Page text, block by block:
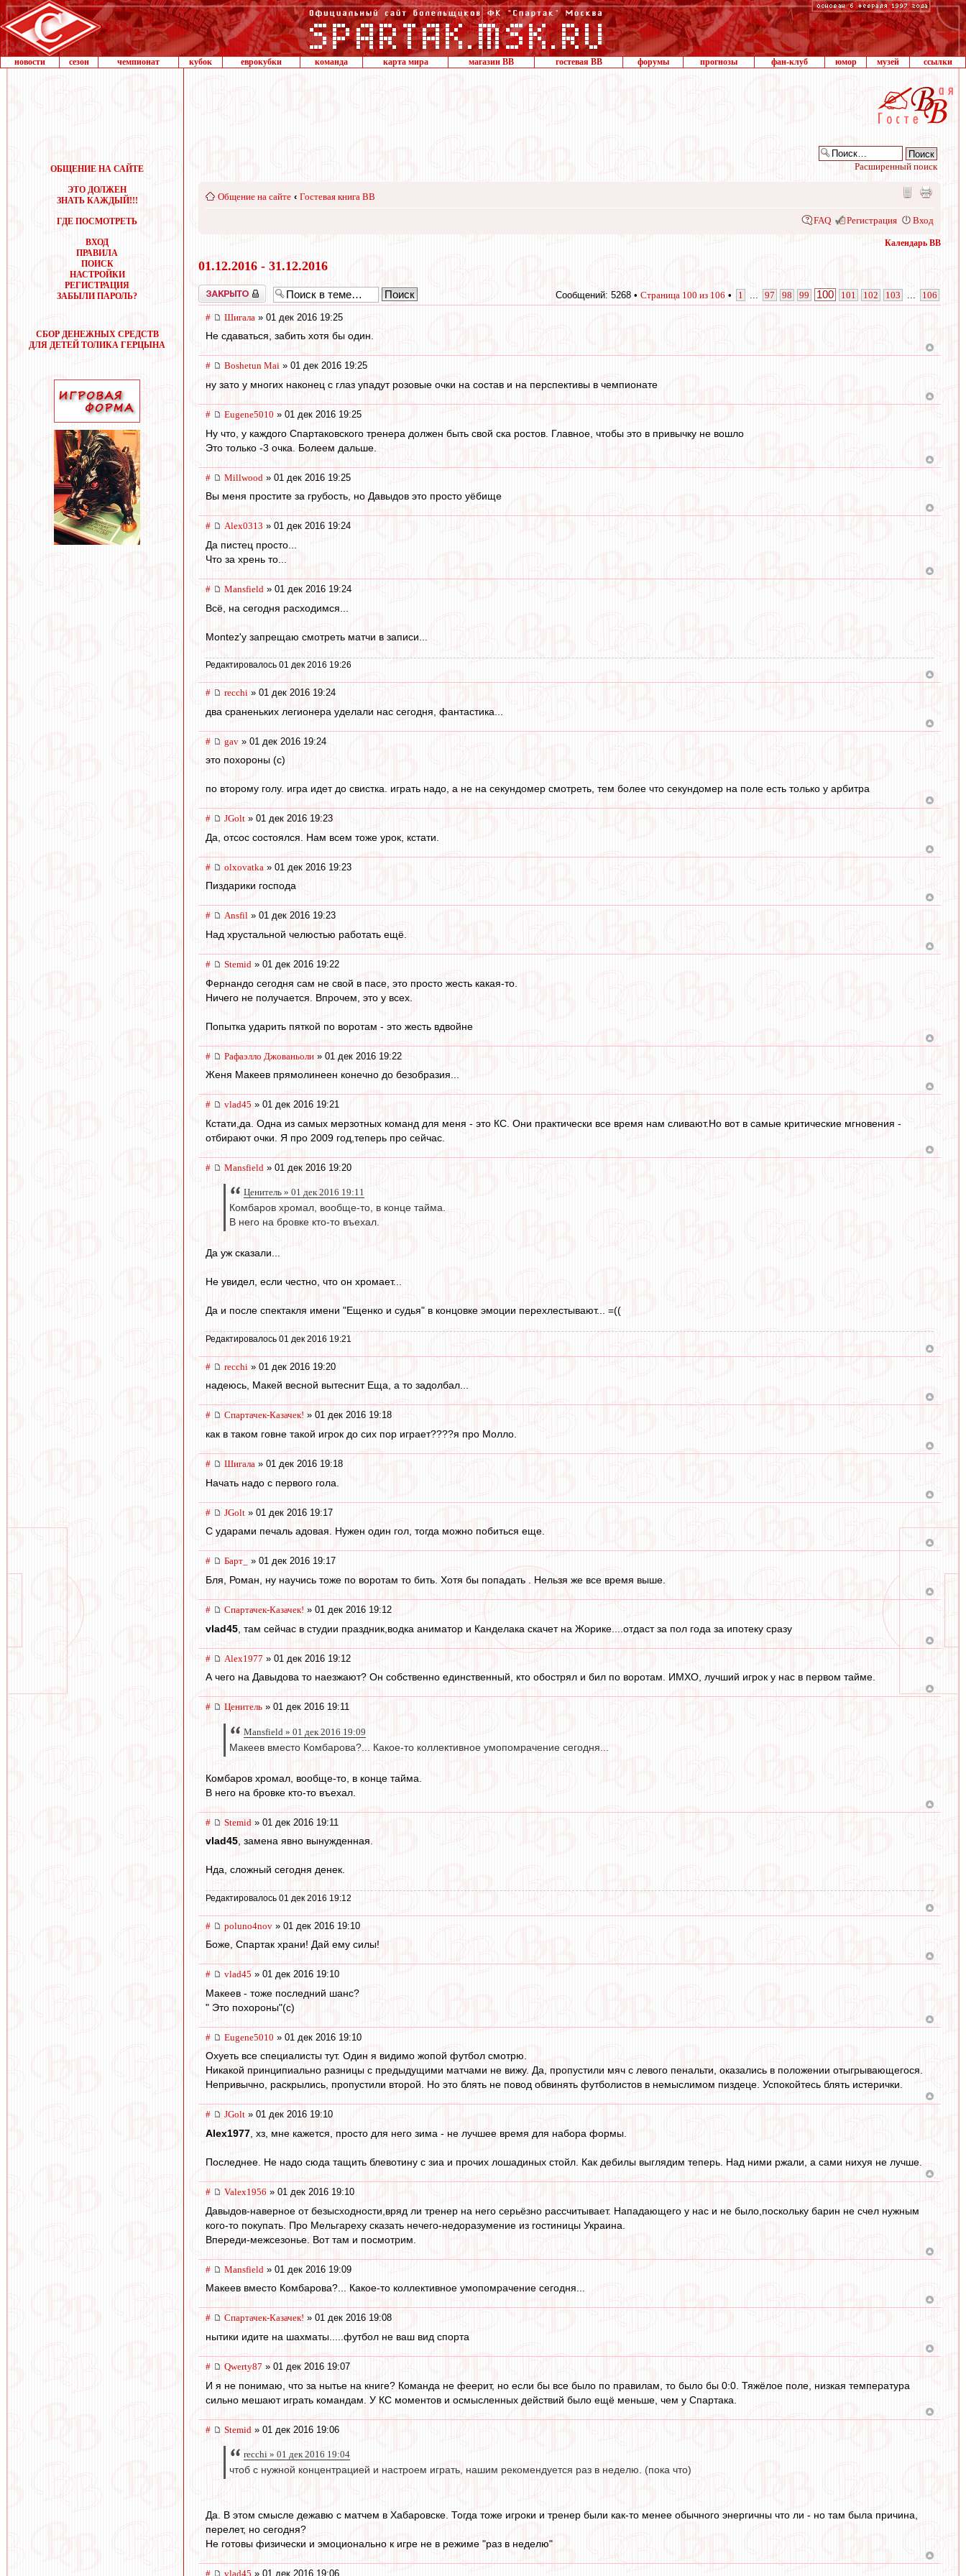
новости сезон чемпионат кубок еврокубки команда карта мира магазин ВВ гостевая ВВ форумы прогнозы фан-клуб юмор музей ссылки
ОБЩЕНИЕ НА САЙТЕ
ЭТО ДОЛЖЕН
ЗНАТЬ КАЖДЫЙ!!!
ГДЕ ПОСМОТРЕТЬ
ВХОД
ПРАВИЛА
ПОИСК
НАСТРОЙКИ
РЕГИСТРАЦИЯ
ЗАБЫЛИ ПАРОЛЬ?
СБОР ДЕНЕЖНЫХ СРЕДСТВ
ДЛЯ ДЕТЕЙ ТОЛИКА ГЕРЦЫНА
Расширенный поиск
Общение на сайте ‹ Гостевая книга ВВ
FAQ Регистрация Вход
Календарь ВВ
01.12.2016 - 31.12.2016
Закрыто Сообщений: 5268 • Страница 100 из 106 • 1 97 98 99 100 101 102 103 106
# Шигала » 01 дек 2016 19:25
Не сдаваться, забить хотя бы один.
# Boshetun Mai » 01 дек 2016 19:25
ну зато у многих наконец с глаз упадут розовые очки на состав и на перспективы в чемпионате
# Eugene5010 » 01 дек 2016 19:25
Ну что, у каждого Спартаковского тренера должен быть свой ска ростов. Главное, чтобы это в привычку не вошло
Это только -3 очка. Болеем дальше.
# Millwood » 01 дек 2016 19:25
Вы меня простите за грубость, но Давыдов это просто уёбище
# Alex0313 » 01 дек 2016 19:24
Да пистец просто...
Что за хрень то...
# Mansfield » 01 дек 2016 19:24
Всё, на сегодня расходимся...
Montez'у запрещаю смотреть матчи в записи...
Редактировалось 01 дек 2016 19:26
# recchi » 01 дек 2016 19:24
два сраненьких легионера уделали нас сегодня, фантастика...
# gav » 01 дек 2016 19:24
это похороны (с)
по второму голу. игра идет до свистка. играть надо, а не на секундомер смотреть, тем более что секундомер на поле есть только у арбитра
# JGolt » 01 дек 2016 19:23
Да, отсос состоялся. Нам всем тоже урок, кстати.
# olxovatka » 01 дек 2016 19:23
Пиздарики господа
# Ansfil » 01 дек 2016 19:23
Над хрустальной челюстью работать ещё.
# Stemid » 01 дек 2016 19:22
Фернандо сегодня сам не свой в пасе, это просто жесть какая-то.
Ничего не получается. Впрочем, это у всех.
Попытка ударить пяткой по воротам - это жесть вдвойне
# Рафаэлло Джованьоли » 01 дек 2016 19:22
Женя Макеев прямолинеен конечно до безобразия...
# vlad45 » 01 дек 2016 19:21
Кстати,да. Одна из самых мерзотных команд для меня - это КС. Они практически все время нам сливают.Но вот в самые критические мгновения -
отбирают очки. Я про 2009 год,теперь про сейчас.
# Mansfield » 01 дек 2016 19:20
Ценитель » 01 дек 2016 19:11
Комбаров хромал, вообще-то, в конце тайма.
В него на бровке кто-то въехал.
Да уж сказали...
Не увидел, если честно, что он хромает...
Да и после спектакля имени "Ещенко и судья" в концовке эмоции перехлестывают... =((
Редактировалось 01 дек 2016 19:21
# recchi » 01 дек 2016 19:20
надеюсь, Макей весной вытеснит Еща, а то задолбал...
# Спартачек-Казачек! » 01 дек 2016 19:18
как в таком говне такой игрок до сих пор играет????я про Молло.
# Шигала » 01 дек 2016 19:18
Начать надо с первого гола.
# JGolt » 01 дек 2016 19:17
С ударами печаль адовая. Нужен один гол, тогда можно побиться еще.
# Барт_ » 01 дек 2016 19:17
Бля, Роман, ну научись тоже по воротам то бить. Хотя бы попадать . Нельзя же все время выше.
# Спартачек-Казачек! » 01 дек 2016 19:12
vlad45 , там сейчас в студии праздник,водка аниматор и Канделака скачет на Жорике....отдаст за пол года за ипотеку сразу
# Alex1977 » 01 дек 2016 19:12
А чего на Давыдова то наезжают? Он собственно единственный, кто обострял и бил по воротам. ИМХО, лучший игрок у нас в первом тайме.
# Ценитель » 01 дек 2016 19:11
Mansfield » 01 дек 2016 19:09
Макеев вместо Комбарова?... Какое-то коллективное умопомрачение сегодня...
Комбаров хромал, вообще-то, в конце тайма.
В него на бровке кто-то въехал.
# Stemid » 01 дек 2016 19:11
vlad45, замена явно вынужденная.
Нда, сложный сегодня денек.
Редактировалось 01 дек 2016 19:12
# poluno4nov » 01 дек 2016 19:10
Боже, Спартак храни! Дай ему силы!
# vlad45 » 01 дек 2016 19:10
Макеев - тоже последний шанс?
" Это похороны"(с)
# Eugene5010 » 01 дек 2016 19:10
Охуеть все специалисты тут. Один я видимо жопой футбол смотрю.
Никакой принципиально разницы с предыдущими матчами не вижу. Да, пропустили мяч с левого пенальти, оказались в положении отыгрывающегося.
Непривычно, раскрылись, пропустили второй. Но это блять не повод обвинять футболистов в немыслимом пиздеце. Успокойтесь блять истерички.
# JGolt » 01 дек 2016 19:10
Alex1977 , хз, мне кажется, просто для него зима - не лучшее время для набора формы.
Последнее. Не надо сюда тащить блевотину с зиа и прочих лошадиных стойл. Как дебилы выглядим теперь. Над ними ржали, а сами нихуя не лучше.
# Valex1956 » 01 дек 2016 19:10
Давыдов-наверное от безысходности,вряд ли тренер на него серьёзно рассчитывает. Нападающего у нас и не было,поскольку барин не счел нужным
кого-то покупать. Про Мельгареху сказать нечего-недоразумение из гостиницы Украина.
Впереди-межсезонье. Вот там и посмотрим.
# Mansfield » 01 дек 2016 19:09
Макеев вместо Комбарова?... Какое-то коллективное умопомрачение сегодня...
# Спартачек-Казачек! » 01 дек 2016 19:08
нытики идите на шахматы.....футбол не ваш вид спорта
# Qwerty87 » 01 дек 2016 19:07
И я не понимаю, что за нытье на книге? Команда не феерит, но если бы все было по правилам, то было бы 0:0. Тяжёлое поле, низкая температура
сильно мешают играть командам. У КС моментов и осмысленных действий было ещё меньше, чем у Спартака.
# Stemid » 01 дек 2016 19:06
recchi » 01 дек 2016 19:04
чтоб с нужной концентрацией и настроем играть, нашим рекомендуется раз в неделю. (пока что)
Да. В этом смысле дежавю с матчем в Хабаровске. Тогда тоже игроки и тренер были как-то менее обычного энергичны что ли - но там была причина,
перелет, но сегодня?
Не готовы физически и эмоционально к игре не в режиме "раз в неделю"
# vlad45 » 01 дек 2016 19:06